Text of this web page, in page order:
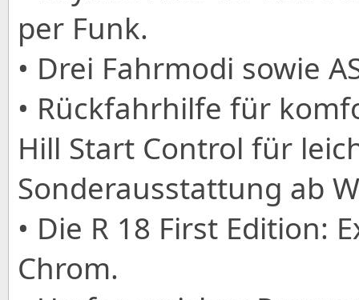
per Funk.
• Drei Fahrmodi sowie
• Rückfahrhilfe für
Hill Start Control für
Sonderausstattung ab
• Die R 18 First Edition:
Chrom.